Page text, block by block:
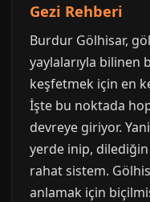
Gezi Rehberi
Burdur Gölhisar,
yaylalarıyla bilinen
keşfetmek için en
İşte bu noktada
devreye giriyor.
yerde inip,
rahat sistem.
anlamak için